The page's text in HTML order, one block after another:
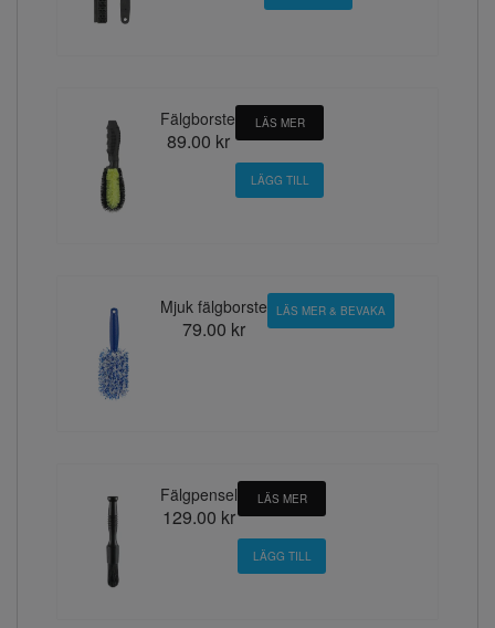
Fälgborste
89.00 kr
LÄS MER
Mjuk fälgborste
79.00 kr
LÄS MER & BEVAKA
Fälgpensel
129.00 kr
LÄS MER